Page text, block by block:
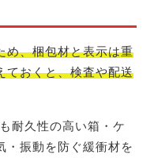
め、梱包材と表示は重
ておくと、検査や配送
耐久性の高い箱・ケ
・振動を防ぐ緩衝材を